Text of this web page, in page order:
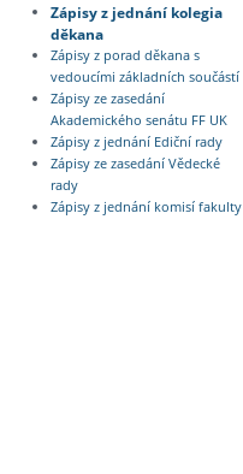
Zápisy z jednání kolegia
děkana
Zápisy z porad děkana s
vedoucími základních součástí
Zápisy ze zasedání
Akademického senátu FF UK
Zápisy z jednání Ediční rady
Zápisy ze zasedání Vědecké
rady
Zápisy z jednání komisí fakulty